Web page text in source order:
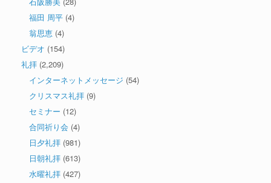
福田 周平 (4)
翁思恵 (4)
ビデオ (154)
礼拝 (2,209)
インターネットメッセージ (54)
クリスマス礼拝 (9)
セミナー (12)
合同祈り会 (4)
日夕礼拝 (981)
日朝礼拝 (613)
水曜礼拝 (427)